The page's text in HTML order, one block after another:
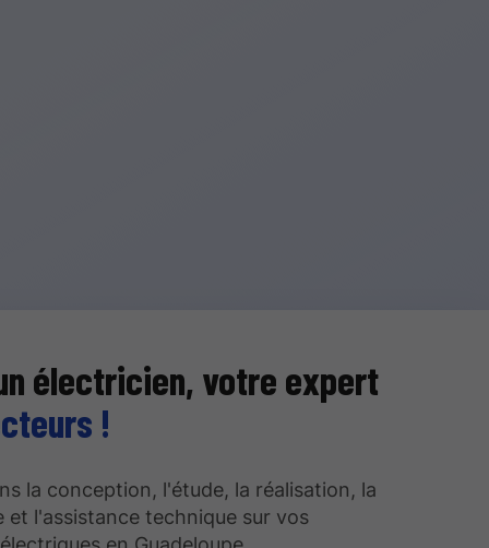
électricien, votre expert
!
la conception, l'étude, la réalisation, la
et l'assistance technique sur vos